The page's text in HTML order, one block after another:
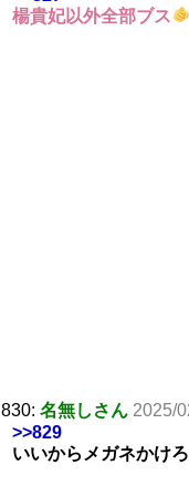
楊貴妃以外全部ブス
830: 名無しさん 2025/
>>829
いいからメガネかけ